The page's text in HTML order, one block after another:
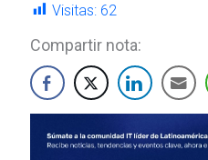
Visitas: 62
Compartir nota: